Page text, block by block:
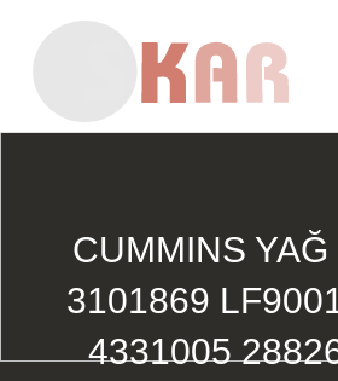
CUMMINS YAĞ
3101869
4331005